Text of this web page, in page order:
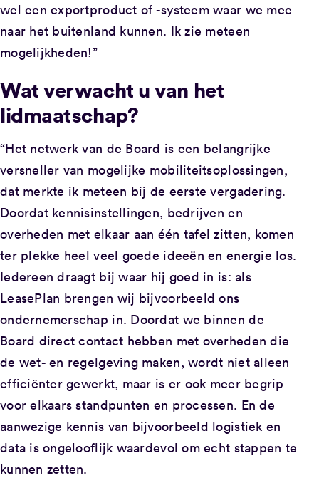
wel een exportproduct of -systeem waar we mee
naar het buitenland kunnen. Ik zie meteen
mogelijkheden!”
Wat verwacht u van het
lidmaatschap?
“Het netwerk van de Board is een belangrijke
versneller van mogelijke mobiliteitsoplossingen,
dat merkte ik meteen bij de eerste vergadering.
Doordat kennisinstellingen, bedrijven en
overheden met elkaar aan één tafel zitten, komen
ter plekke heel veel goede ideeën en energie los.
Iedereen draagt bij waar hij goed in is: als
LeasePlan brengen wij bijvoorbeeld ons
ondernemerschap in. Doordat we binnen de
Board direct contact hebben met overheden die
de wet- en regelgeving maken, wordt niet alleen
efficiënter gewerkt, maar is er ook meer begrip
voor elkaars standpunten en processen. En de
aanwezige kennis van bijvoorbeeld logistiek en
data is ongelooflijk waardevol om echt stappen te
kunnen zetten.